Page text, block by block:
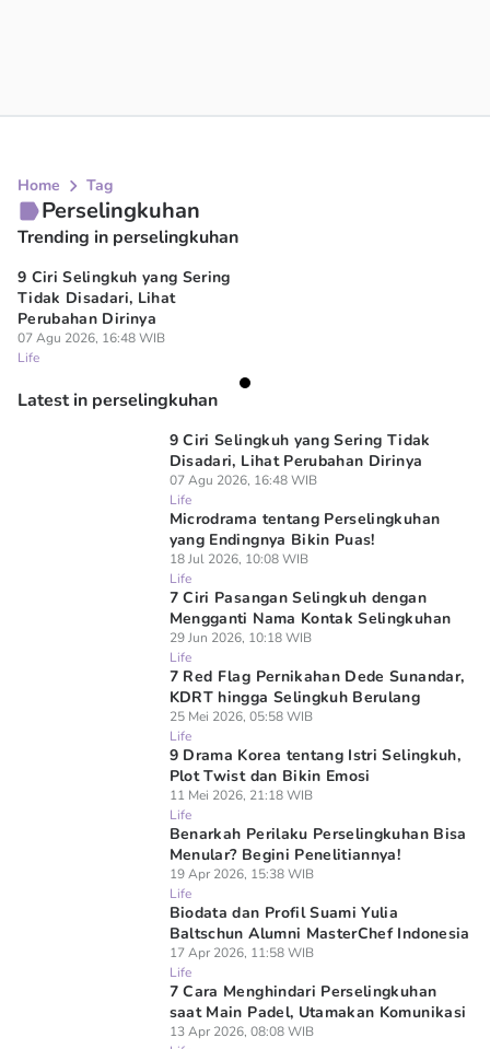
Home Tag
Perselingkuhan
Trending in perselingkuhan
9 Ciri Selingkuh yang Sering
Tidak Disadari, Lihat
Perubahan Dirinya
07 Agu 2026, 16:48 WIB
Life
Latest in perselingkuhan
9 Ciri Selingkuh yang Sering Tidak
Disadari, Lihat Perubahan Dirinya
07 Agu 2026, 16:48 WIB
Life
Microdrama tentang Perselingkuhan
yang Endingnya Bikin Puas!
18 Jul 2026, 10:08 WIB
Life
7 Ciri Pasangan Selingkuh dengan
Mengganti Nama Kontak Selingkuhan
29 Jun 2026, 10:18 WIB
Life
7 Red Flag Pernikahan Dede Sunandar,
KDRT hingga Selingkuh Berulang
25 Mei 2026, 05:58 WIB
Life
9 Drama Korea tentang Istri Selingkuh,
Plot Twist dan Bikin Emosi
11 Mei 2026, 21:18 WIB
Life
Benarkah Perilaku Perselingkuhan Bisa
Menular? Begini Penelitiannya!
19 Apr 2026, 15:38 WIB
Life
Biodata dan Profil Suami Yulia
Baltschun Alumni MasterChef Indonesia
17 Apr 2026, 11:58 WIB
Life
7 Cara Menghindari Perselingkuhan
saat Main Padel, Utamakan Komunikasi
13 Apr 2026, 08:08 WIB